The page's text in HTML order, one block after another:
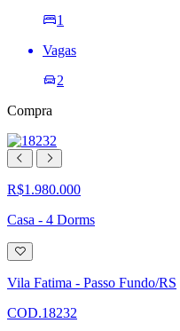
1
Vagas
2
Compra
R$1.980.000
Casa - 4 Dorms
Adicionar
à
lista
de
Vila Fatima - Passo Fundo/RS
COD.18232